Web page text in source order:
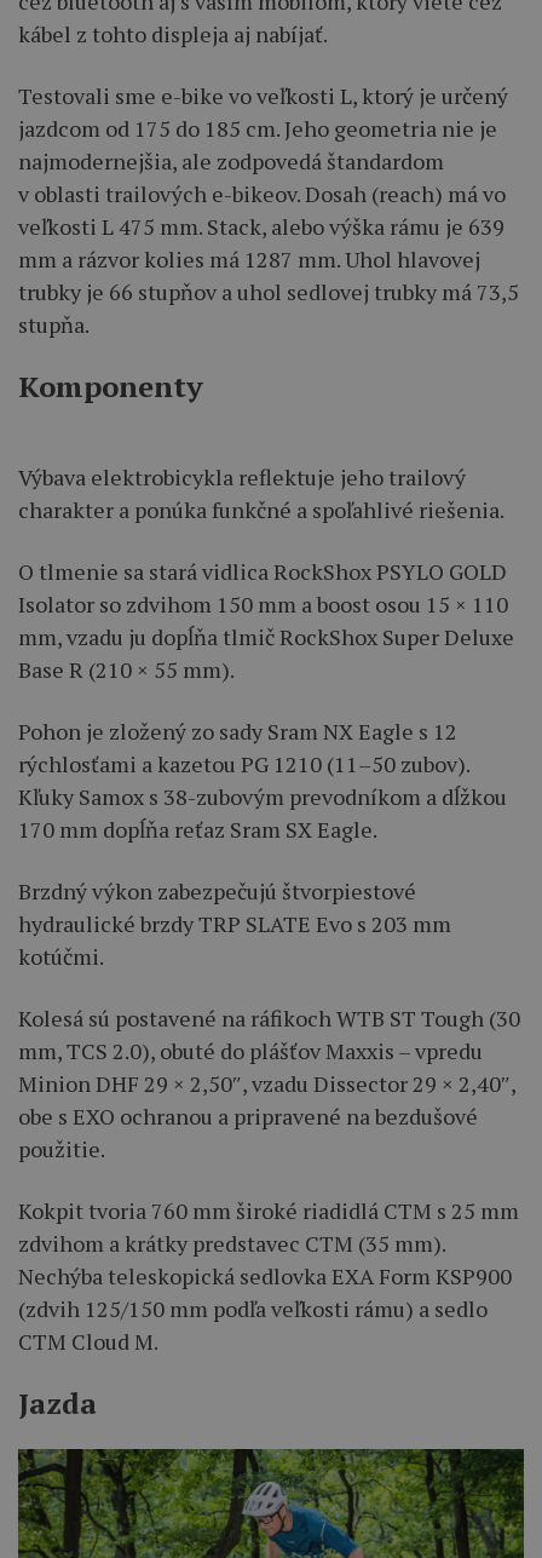
kábel z tohto displeja aj nabíjať.
Testovali sme e-bike vo veľkosti L, ktorý je určený
jazdcom od 175 do 185 cm. Jeho geometria nie je
najmodernejšia, ale zodpovedá štandardom
v oblasti trailových e-bikeov. Dosah (reach) má vo
veľkosti L 475 mm. Stack, alebo výška rámu je 639
mm a rázvor kolies má 1287 mm. Uhol hlavovej
trubky je 66 stupňov a uhol sedlovej trubky má 73,5
stupňa.
Komponenty
Výbava elektrobicykla reflektuje jeho trailový
charakter a ponúka funkčné a spoľahlivé riešenia.
O tlmenie sa stará vidlica RockShox PSYLO GOLD
Isolator so zdvihom 150 mm a boost osou 15 × 110
mm, vzadu ju dopĺňa tlmič RockShox Super Deluxe
Base R (210 × 55 mm).
Pohon je zložený zo sady Sram NX Eagle s 12
rýchlosťami a kazetou PG 1210 (11–50 zubov).
Kľuky Samox s 38-zubovým prevodníkom a dĺžkou
170 mm dopĺňa reťaz Sram SX Eagle.
Brzdný výkon zabezpečujú štvorpiestové
hydraulické brzdy TRP SLATE Evo s 203 mm
kotúčmi.
Kolesá sú postavené na ráfikoch WTB ST Tough (30
mm, TCS 2.0), obuté do plášťov Maxxis – vpredu
Minion DHF 29 × 2,50″, vzadu Dissector 29 × 2,40″,
obe s EXO ochranou a pripravené na bezdušové
použitie.
Kokpit tvoria 760 mm široké riadidlá CTM s 25 mm
zdvihom a krátky predstavec CTM (35 mm).
Nechýba teleskopická sedlovka EXA Form KSP900
(zdvih 125/150 mm podľa veľkosti rámu) a sedlo
CTM Cloud M.
Jazda